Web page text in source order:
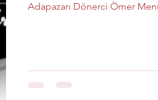
Adapazarı Dönerci Ömer